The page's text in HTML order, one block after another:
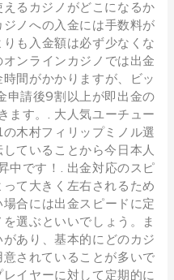
るカジノがどこになるか
ノへの入金には手数料が
も入金額は必ず少なくな
ンラインカジノでは出金
間がかかりますが、ビッ
申請後9割以上が即出金の
ます。. 大人気ユーチュー
木村フィリップミノル選
ていることから今日本人
中です！. 出金対応のスピ
て大きく左右されるため
合には出金スピードに定
選ぶといいでしょう。ま
あり、基本的にどのカジ
されていることが多いで
イヤーに対して定期的に